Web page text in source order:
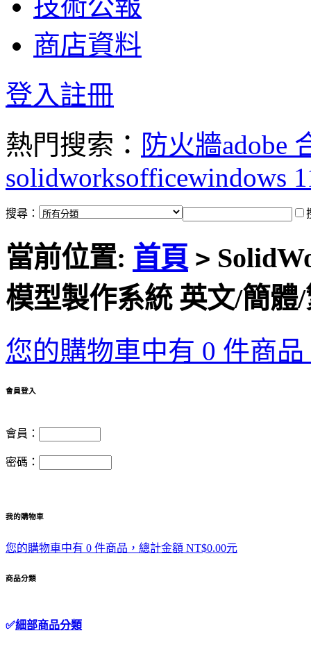
商店資料
登入註冊
熱門搜索： 防火牆adobe
solidworksofficewindows
搜尋：
當前位置: 首頁 >
模型製作系統 英文/簡體
您的購物車中有 0 件商
會員登入
會員：
密碼：
我的購物車
您的購物車中有 0 件商品，總計金額 NT$0.00元
商品分類
✅細部商品分類